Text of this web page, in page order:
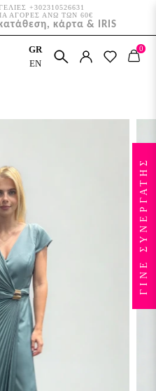
ΓΙΝΕ ΣΥΝΕΡΓΑΤΗΣ
+302310526631
ΑΓΟΡΕΣ ΑΝΩ ΤΩΝ 60€
κάρτα & IRIS
GR
EN
0
ΛΕΠΤΟΜΈΡΕΙΑ